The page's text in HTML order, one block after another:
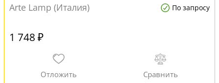
Arte Lamp (Италия)
По запросу
1 748 ₽